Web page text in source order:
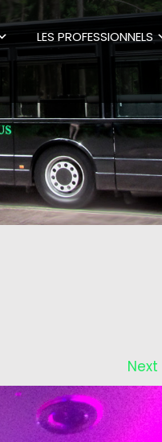
LES PROFESSIONNELS
Next